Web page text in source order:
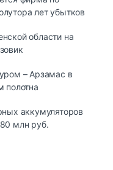
лет убытков
области на
– Арзамас в
полотна
аккумуляторов
млн руб.